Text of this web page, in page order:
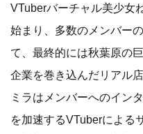
VTuberバーチャル美少女
始まり、多数のメンバー
て、最終的には秋葉原の
企業を巻き込んだリアル
ミラはメンバーへのイン
を加速するVTuberによる